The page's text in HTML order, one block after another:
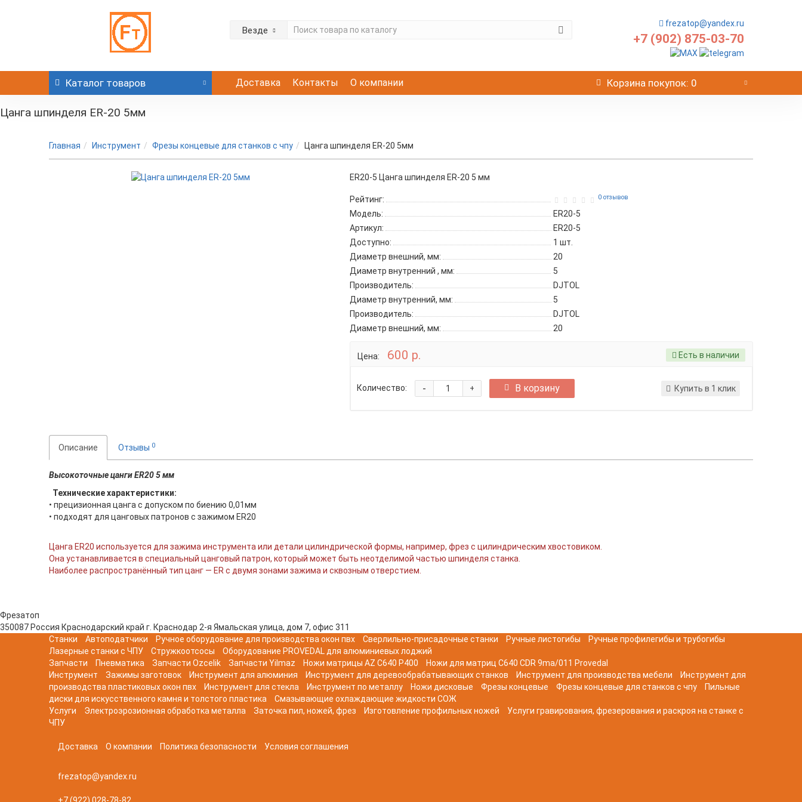
Везде
frezatop@yandex.ru
+7 (902) 875-03-70
Каталог товаров Доставка Контакты О компании Корзина покупок: 0
Цанга шпинделя ER-20 5мм
Главная Инструмент Фрезы концевые для станков с чпу Цанга шпинделя ER-20 5мм
ER20-5 Цанга шпинделя ER-20 5 мм
Рейтинг: 0 отзывов
Модель:
ER20-5
Артикул:
ER20-5
Доступно:
1 шт.
Диаметр внешний, мм:
20
Диаметр внутренний , мм:
5
Производитель:
DJTOL
Диаметр внутренний, мм:
5
Производитель:
DJTOL
Диаметр внешний, мм:
20
Цена: 600 р. Есть в наличии
Количество: +
- В корзину Купить в 1 клик
Описание Отзывы 0
Высокоточные цанги ER20 5 мм
Технические характеристики:
• прецизионная цанга с допуском по биению 0,01мм
• подходят для цанговых патронов с зажимом ER20
Цанга ER20 используется для зажима инструмента или детали цилиндрической формы, например, фрез с цилиндрическим хвостовиком.
Она устанавливается в специальный цанговый патрон, который может быть неотделимой частью шпинделя станка.
Наиболее распространённый тип цанг — ER с двумя зонами зажима и сквозным отверстием.
Фрезатоп
350087 Россия Краснодарский край г. Краснодар 2-я Ямальская улица, дом 7, офис 311
Станки
Автоподатчики Ручное оборудование для производства окон пвх Сверлильно-присадочные станки Ручные листогибы
Ручные профилегибы и трубогибы
Лазерные станки с ЧПУ
Стружкоотсосы
Оборудование PROVEDAL для алюминиевых лоджий
Запчасти
Пневматика Запчасти Ozcelik Запчасти Yilmaz Ножи матрицы AZ C640 P400
Ножи для матриц C640 CDR 9ma/011 Provedal
Инструмент
Зажимы заготовок Инструмент для алюминия Инструмент для деревообрабатывающих станков Инструмент для производства мебели
Инструмент для
производства пластиковых окон пвх
Инструмент для стекла Инструмент по металлу Ножи дисковые Фрезы концевые Фрезы концевые для станков с чпу
Пильные
диски для искусственного камня и толстого пластика
Смазывающие охлаждающие жидкости СОЖ
Услуги
Электроэрозионная обработка металла Заточка пил, ножей, фрез Изготовление профильных ножей
Услуги гравирования, фрезерования и раскроя на станке с
ЧПУ
Доставка О компании Политика безопасности Условия соглашения
frezatop@yandex.ru